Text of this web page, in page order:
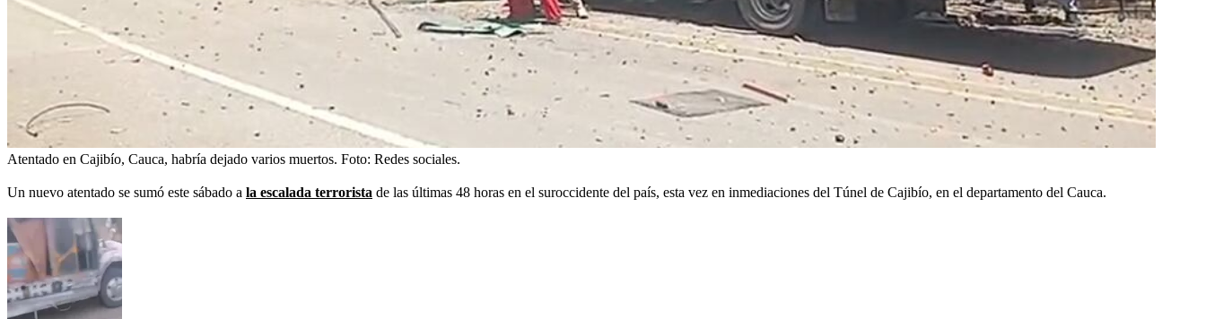
Atentado en Cajibío, Cauca, habría dejado varios muertos. Foto: Redes sociales.
Un nuevo atentado se sumó este sábado a la escalada terrorista de las últimas 48 horas en el suroccidente del país, esta vez en inmediaciones del Túnel de Cajibío, en el departamento del Cauca.